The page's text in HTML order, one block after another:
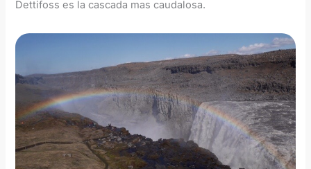
Dettifoss es la cascada mas caudalosa.